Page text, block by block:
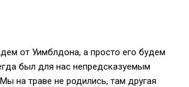
от Уимблдона, а просто его будем
был для нас непредсказуемым
на траве не родились, там другая